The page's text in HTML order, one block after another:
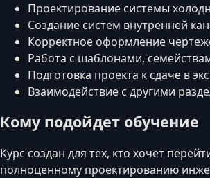
Проектирование системы
Создание систем внутренней
Корректное оформление
Работа с шаблонами,
Подготовка проекта к сдаче в
Взаимодействие с другими
Кому подойдет обучение
Курс создан для тех, кто хочет
полноценному проектированию